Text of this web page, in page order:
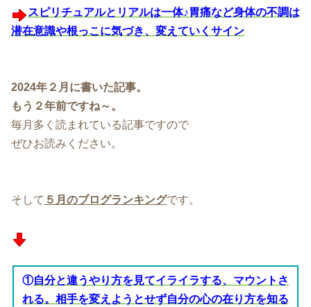
スピリチュアルとリアルは一体♪胃痛など身体の不調は
潜在意識や根っこに気づき、変えていくサイン
2024年２月に書いた記事。
もう２年前ですね～。
毎月多く読まれている記事ですので
ぜひお読みください。
そして ５月のブログランキングです。
①自分と違うやり方を見てイライラする、マウントさ
れる。相手を変えようとせず自分の心の在り方を知る